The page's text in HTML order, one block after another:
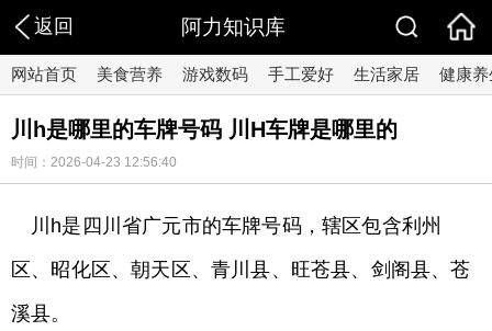
返回 阿力知识库
网站首页 美食营养 游戏数码 手工爱好 生活家居 健康养
川h是哪里的车牌号码 川H车牌是哪里的
时间：2026-04-23 12:56:40
川h是四川省广元市的车牌号码，辖区包含利州
区、昭化区、朝天区、青川县、旺苍县、剑阁县、苍
溪县。